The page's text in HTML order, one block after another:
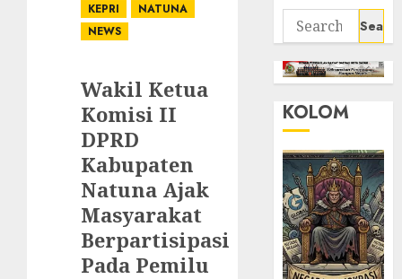
KEPRI
NATUNA
NEWS
Wakil Ketua
Komisi II
DPRD
Kabupaten
Natuna Ajak
Masyarakat
Berpartisipasi
Pada Pemilu
Search
for:
KOLOM